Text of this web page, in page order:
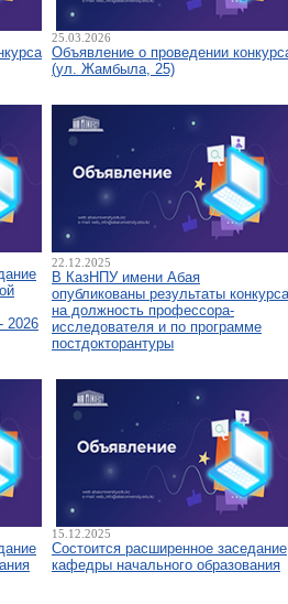
25.03.2026
Объявление о проведении
(ул. Жамбыла, 25)
2026
22.12.2025
В КазНПУ имени Абая
опубликованы результаты конкурса
на должность профессора-
исследователя и по программе
постдокторантуры
15.12.2025
Состоится расширенное заседание
кафедры начального образования